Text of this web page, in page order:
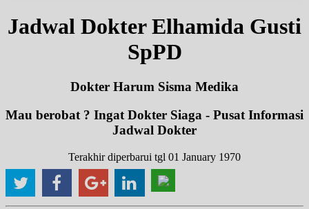
Jadwal Dokter Elhamida Gusti
SpPD
Dokter Harum Sisma Medika
Mau berobat ? Ingat Dokter Siaga - Pusat Informasi
Jadwal Dokter
Terakhir diperbarui tgl 01 January 1970